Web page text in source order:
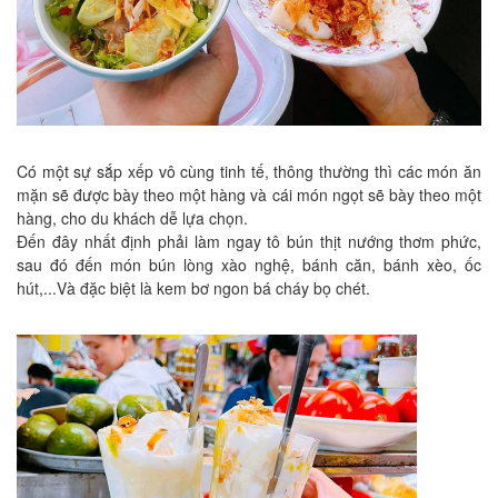
Có một sự sắp xếp vô cùng tinh tế, thông thường thì các món ăn
mặn sẽ được bày theo một hàng và cái món ngọt sẽ bày theo một
hàng, cho du khách dễ lựa chọn.
Đến đây nhất định phải làm ngay tô bún thịt nướng thơm phức,
sau đó đến món bún lòng xào nghệ, bánh căn, bánh xèo, ốc
hút,...Và đặc biệt là kem bơ ngon bá cháy bọ chét.